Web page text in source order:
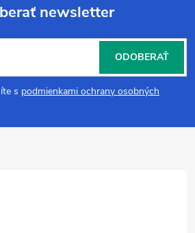
newsletter
s podmienkami ochrany osobných
ODOBERAŤ